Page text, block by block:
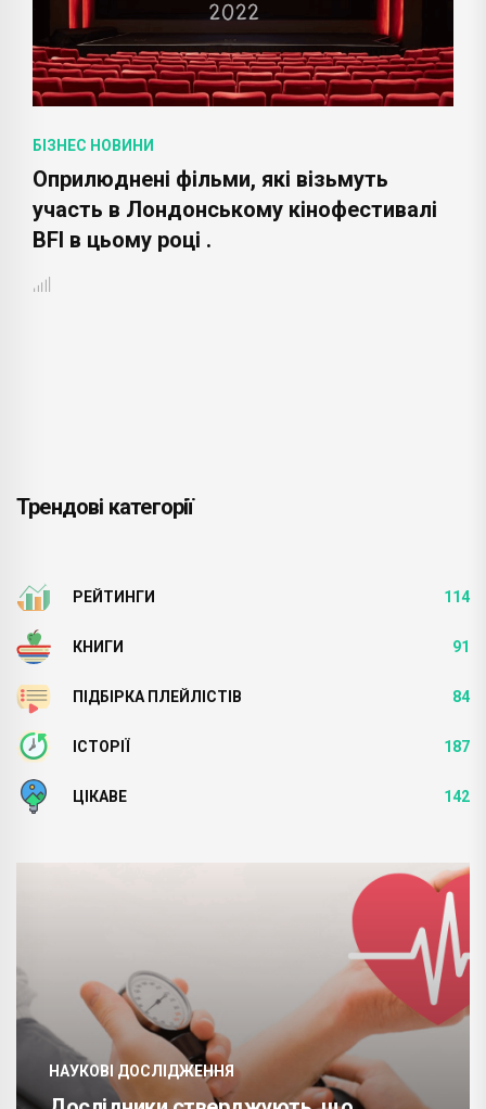
БІЗНЕС НОВИНИ
Оприлюднені фільми, які візьмуть
участь в Лондонському кінофестивалі
BFI в цьому році .
Трендові категорії
РЕЙТИНГИ 114
КНИГИ 91
ПІДБІРКА ПЛЕЙЛІСТІВ 84
ІСТОРІЇ 187
ЦІКАВЕ 142
НАУКОВІ ДОСЛІДЖЕННЯ